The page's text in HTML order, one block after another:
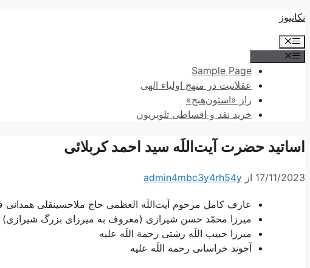
پرش
محتوا
نکانیوز
فهرست
Sample Page
عقلانیت در منهج اولیاء الهی
راز «استون‌هنج»
خرید نقد و اقساطی تلویزیون
اساتید حضرت آیت‌اللَه سید احمد کربلائی
17/11/2023 از admin4mbc3y4rh54y
عارف کامل مرحوم آیت‌اللَه العظمی حاج ملاحسینقلی
ميرزا محمّد حسن شيرازى (معروف به ميرزاى بزرگ شیرازی)
ميرزا حبيب اللَه رشتى رحمة اللَه علیه
آخوند خراسانى رحمة اللَه علیه